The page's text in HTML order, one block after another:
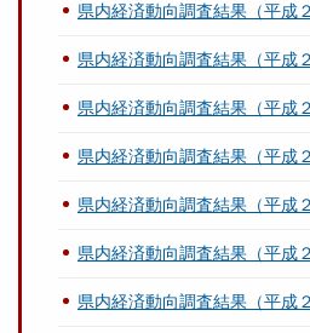
県内経済動向調査結果（平成
県内経済動向調査結果（平成
県内経済動向調査結果（平成
県内経済動向調査結果（平成
県内経済動向調査結果（平成
県内経済動向調査結果（平成
県内経済動向調査結果（平成